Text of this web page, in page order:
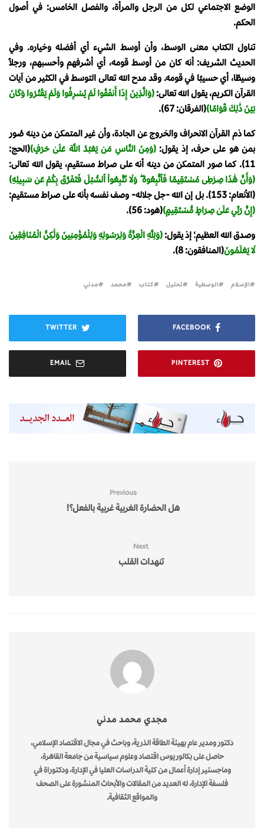
الوضع الاجتماعي لكل من الرجل والمرأة، والفصل الخامس: في أصول
الحكم.
تناول الكتاب معنى الوسط، وأن أوسط الشيء أي أفضله وخياره. وفي
الحديث الشريف: أنه كان من أوسط قومه، أي أشرفهم وأحسبهم، ورجلاً
وسيطًا، أي حسيبًا في قومه. وقد مدح الله تعالى التوسط في الكثير من آيات
القرآن الكريم، يقول الله تعالى:(وَالَّذِينَ إِذَا أَنفَقُوا لَمْ يُسْرِفُوا وَلَمْ يَقْتُرُوا وَكَانَ
بَيْنَ ذَٰلِكَ قَوَامًا)(الفرقان: 67).
كما ذم القرآن الانحراف والخروج عن الجادة، وأن غير المتمكن من دينه صُور
بمن هو على حرف، إذ يقول: (وَمِنَ النَّاسِ مَن يَعْبُدُ اللَّهَ عَلَىٰ حَرْفٍ)(الحج:
11). كما صور المتمكن من دينه أنه على صراط مستقيم، يقول الله تعالى:
(وَأَنَّ هَٰذَا صِرَٰطِى مُسْتَقِيمًا فَٱتَّبِعُوهُ ۖ وَلَا تَتَّبِعُواْ ٱلسُّبُلَ فَتَفَرَّقَ بِكُمْ عَن سَبِيلِهِ)
(الأنعام: 153). بل إن الله -جل جلاله- وصف نفسه بأنه على صراط مستقيم:
(إِنَّ رَبِّي عَلَىٰ صِرَاطٍ مُّسْتَقِيمٍ)(هود: 56).
وصدق الله العظيم؛ إذ يقول: (وَلِلَّهِ الْعِزَّةُ وَلِرَسُولِهِ وَلِلْمُؤْمِنِينَ وَلَٰكِنَّ الْمُنَافِقِينَ
لَا يَعْلَمُونَ(المنافقون: 8).
الإسلام الوسطية تحليل كتاب محمد مدني
FACEBOOK
TWITTER
PINTEREST
EMAIL
Previous
هل الحضارة الغربية غربية بالفعل؟!
Next
تنهدات القلب
مجدي محمد مدني
دكتور ومدير عام بهيئة الطاقة الذرية، وباحث في مجال الاقتصاد الإسلامي،
حاصل على بكالوريوس اقتصاد وعلوم سياسية من جامعة القاهرة،
وماجستير إدارة أعمال من كلية الدراسات العليا في الإدارة، ودكتوراة في
فلسفة الإدارة، له العديد من المقالات والأبحاث المنشورة على الصحف
والمواقع الثقافية.